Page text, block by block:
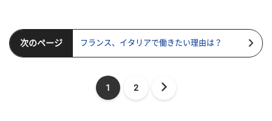
次のページ フランス、イタリアで働きたい理由は？
1 2